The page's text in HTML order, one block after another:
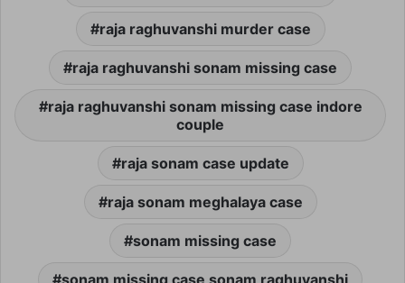
raja raghuvanshi murder case
raja raghuvanshi sonam missing case
raja raghuvanshi sonam missing case indore
couple
raja sonam case update
raja sonam meghalaya case
sonam missing case
sonam missing case sonam raghuvanshi